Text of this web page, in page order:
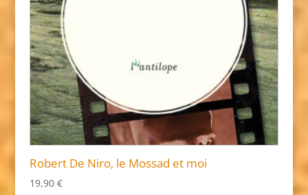
Robert De Niro, le Mossad et moi
19,90 €